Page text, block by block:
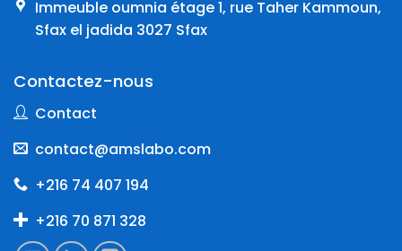
Immeuble oumnia étage 1, rue Taher Kammoun,
Sfax el jadida 3027 Sfax
Contactez-nous
Contact
contact@amslabo.com
+216 74 407 194
+216 70 871 328